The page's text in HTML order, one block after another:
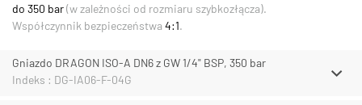
do 350 bar(w zależności od rozmiaru szybkozłącza).
Współczynnik bezpieczeństwa 4:1.
Gniazdo DRAGON ISO-A DN6 z GW 1/4" BSP, 350 bar
Indeks : DG-IA06-F-04G